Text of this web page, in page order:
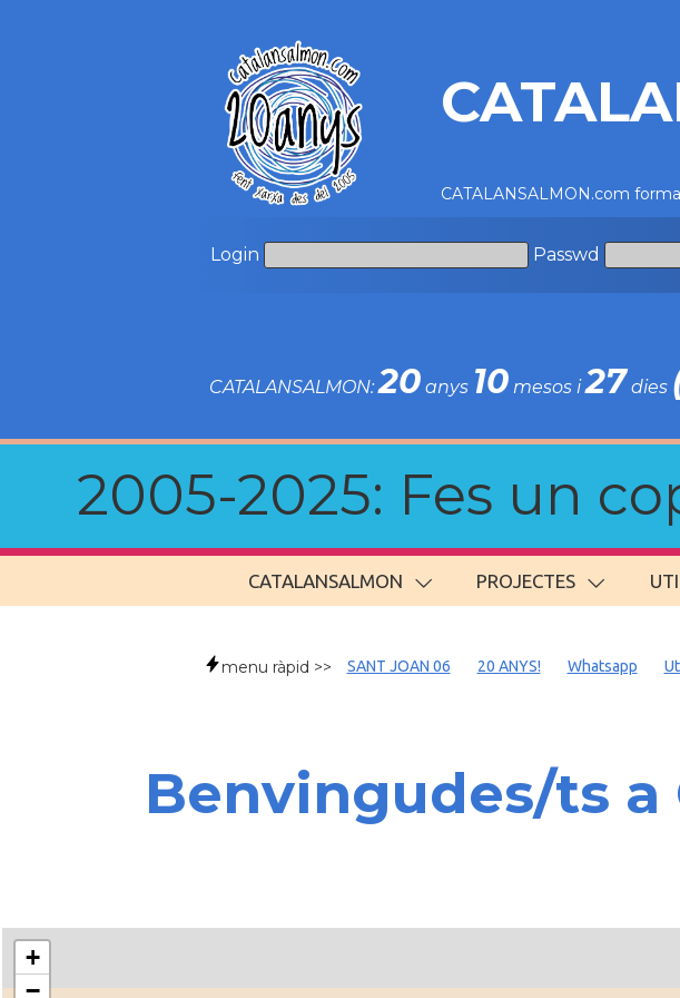
CATALANSALMON.com
Login Passwd
CATALANSALMON:20 anys 10 mesos i27 dies
2005-2025: Fes un
CATALANSALMON PROJECTES
menu ràpid >> SANT JOAN 06 20 ANYS! Whatsapp
Benvingudes/ts a
+
−